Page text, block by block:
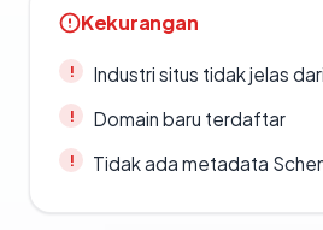
Kekurangan
Industri situs tidak jelas
Domain baru terdaftar
Tidak ada metadata